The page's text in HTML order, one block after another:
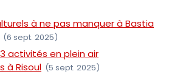
à ne pas manquer à Bastia
(6 sept. 2025)
activités en plein air
à Risoul (5 sept. 2025)